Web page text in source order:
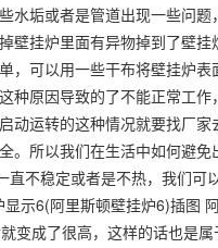
水垢或者是管道出现一些问题
壁挂炉里面有异物掉到了壁挂
，可以用一些干布将壁挂炉表
种原因导致的了不能正常工作
运转的这种情况就要找厂家
。所以我们在生活中如何避免
不稳定或者是不热，我们可
示6(阿里斯顿壁挂炉6)插图
成了很高，这样的话也是属